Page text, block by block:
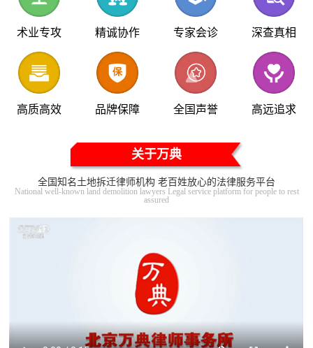
术业专攻 精诚协作 专家会诊 深查真相
高质高效 品牌保障 全国声誉 高远追求
关于万典
全国知名土地拆迁律师机构 老百姓放心的法律服务平台
National well-known land demolition lawyers Legal service platform for people to rest
assured